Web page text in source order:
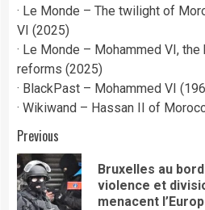
· Le Monde – The twilight of
VI (2025)
· Le Monde – Mohammed VI,
reforms (2025)
· BlackPast – Mohammed VI
· Wikiwand – Hassan II of
Continue
Reading
Previous
Bruxelles au
violence et
menacent